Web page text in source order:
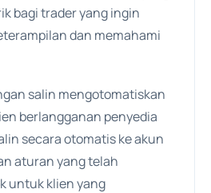
bagi trader yang ingin
dan memahami
salin mengotomatiskan
berlangganan penyedia
secara otomatis ke akun
aturan yang telah
untuk klien yang